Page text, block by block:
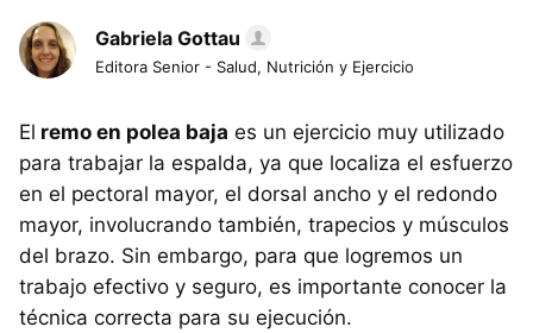
Gabriela Gottau
Editora Senior - Salud, Nutrición y Ejercicio
El remo en polea baja es un ejercicio muy utilizado
para trabajar la espalda, ya que localiza el esfuerzo
en el pectoral mayor, el dorsal ancho y el redondo
mayor, involucrando también, trapecios y músculos
del brazo. Sin embargo, para que logremos un
trabajo efectivo y seguro, es importante conocer la
técnica correcta para su ejecución.